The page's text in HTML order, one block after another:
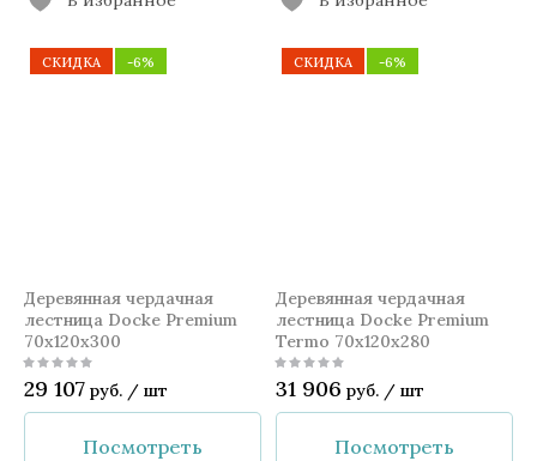
СКИДКА -6%
Деревянная чердачная
лестница Docke Premium
70x120x300
29 107 руб. / шт
Посмотреть
СКИДКА -6%
Деревянная чердачная
лестница Docke Premium
Termo 70x120x280
31 906 руб. / шт
Посмотреть